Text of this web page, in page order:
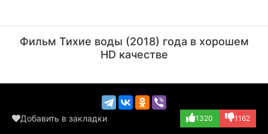
(Maxwell)
(The Wizard)
Фильм Тихие воды (2018) года в хорошем
HD качестве
Добавить в закладки 1320 1162